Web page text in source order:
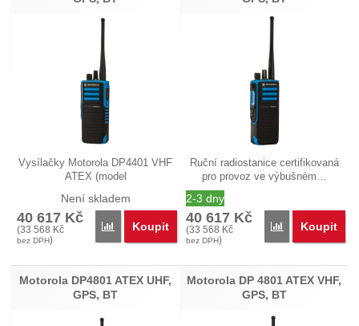
Vysílačky Motorola DP4401 VHF
ATEX (model
Není skladem
40 617 Kč
(33 568 Kč
bez DPH)
Porovnat
Koupit
Ruční radiostanice certifikovaná
pro provoz ve výbušném…
2-3 dny
40 617 Kč
(33 568 Kč
bez DPH)
Porovnat
Koupit
Motorola DP4801 ATEX UHF,
GPS, BT
Motorola DP 4801 ATEX VHF,
GPS, BT